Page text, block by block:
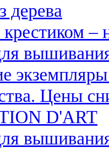
дерева
–
Цены
D'ART